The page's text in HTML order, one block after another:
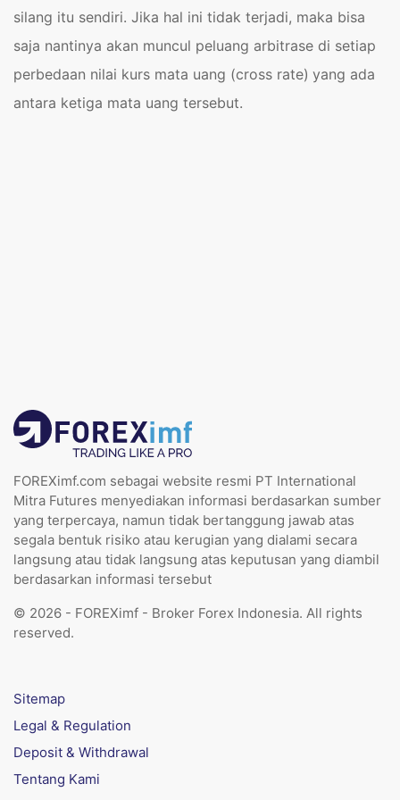
silang itu sendiri. Jika hal ini tidak terjadi, maka bisa
saja nantinya akan muncul peluang arbitrase di setiap
perbedaan nilai kurs mata uang (cross rate) yang ada
antara ketiga mata uang tersebut.
FOREXimf.com sebagai website resmi PT International
Mitra Futures menyediakan informasi berdasarkan sumber
yang terpercaya, namun tidak bertanggung jawab atas
segala bentuk risiko atau kerugian yang dialami secara
langsung atau tidak langsung atas keputusan yang diambil
berdasarkan informasi tersebut
© 2026 - FOREXimf - Broker Forex Indonesia. All rights
reserved.
Sitemap
Legal & Regulation
Deposit & Withdrawal
Tentang Kami